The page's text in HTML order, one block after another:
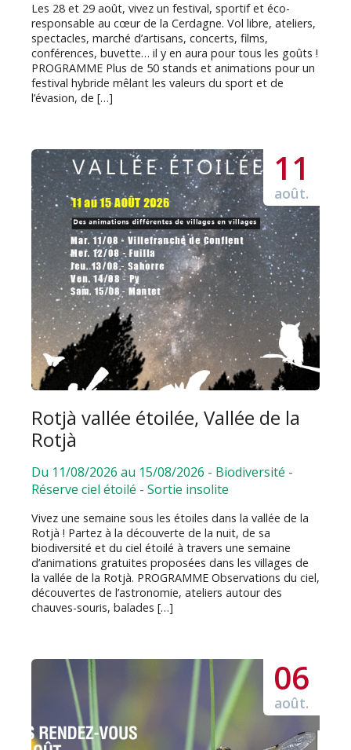
Les 28 et 29 août, vivez un festival, sportif et éco-
responsable au cœur de la Cerdagne. Vol libre, ateliers,
spectacles, marché d’artisans, concerts, films,
conférences, buvette… il y en aura pour tous les goûts !
PROGRAMME Plus de 50 stands et animations pour un
festival hybride mêlant les valeurs du sport et de
l’évasion, de […]
11
août.
Rotjà vallée étoilée, Vallée de la
Rotjà
Du 11/08/2026 au 15/08/2026 - Biodiversité -
Réserve ciel étoilé - Sortie insolite
Vivez une semaine sous les étoiles dans la vallée de la
Rotjà ! Partez à la découverte de la nuit, de sa
biodiversité et du ciel étoilé à travers une semaine
d’animations gratuites proposées dans les villages de
la vallée de la Rotjà. PROGRAMME Observations du ciel,
découvertes de l’astronomie, ateliers autour des
chauves-souris, balades […]
06
août.